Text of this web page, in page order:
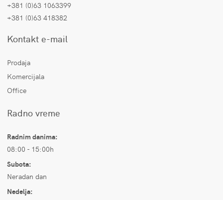
+381 (0)63 1063399
+381 (0)63 418382
Kontakt e-mail
Prodaja
Komercijala
Office
Radno vreme
Radnim danima:
08:00 - 15:00h
Subota:
Neradan dan
Nedelja: